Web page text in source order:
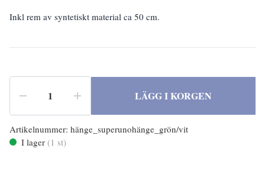
Inkl rem av syntetiskt material ca 50 cm.
LÄGG I KORGEN
Artikelnummer: hänge_superunohänge_grön/vit
I lager (1 st)